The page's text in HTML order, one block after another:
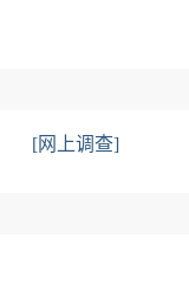
[网上调查]